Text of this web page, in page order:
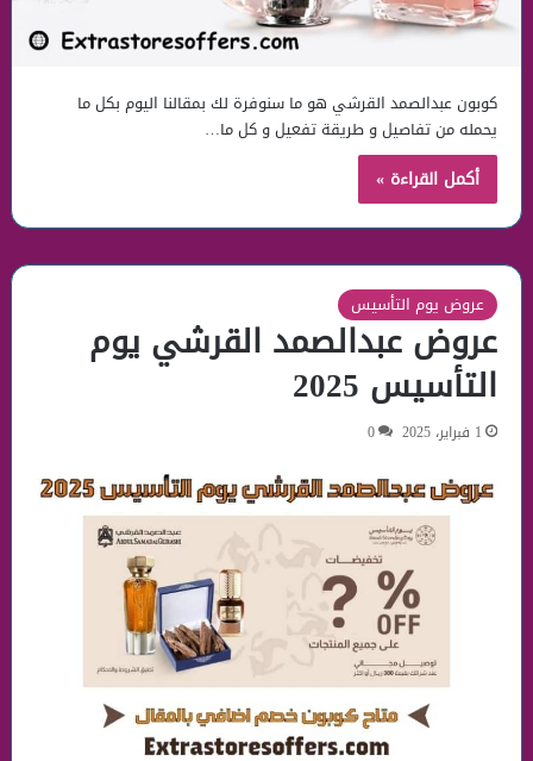
كوبون عبدالصمد القرشي هو ما سنوفرة لك بمقالنا اليوم بكل ما
يحمله من تفاصيل و طريقة تفعيل و كل ما…
أكمل القراءة »
عروض يوم التأسيس
عروض عبدالصمد القرشي يوم
التأسيس 2025
1 فبراير، 2025 0